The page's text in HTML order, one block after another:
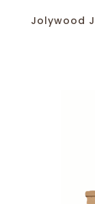
Jolywood